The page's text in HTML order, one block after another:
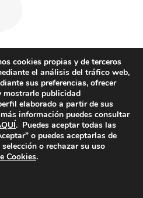
cookies propias y de terceros
el análisis del tráfico web,
sus preferencias, ofrecer
mostrarle publicidad
elaborado a partir de sus
información puedes consultar
. Puedes aceptar todas las
o puedes aceptarlas de
o rechazar su uso
Cookies.